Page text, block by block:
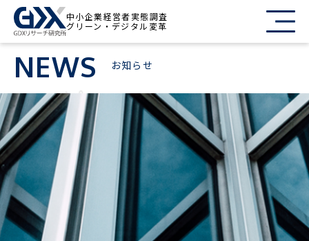
中小企業経営者実態調査
グリーン・デジタル変革
NEWS お知らせ